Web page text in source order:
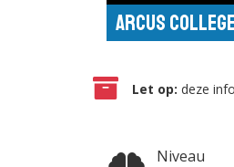
ARCUS
Let op: deze
Niveau